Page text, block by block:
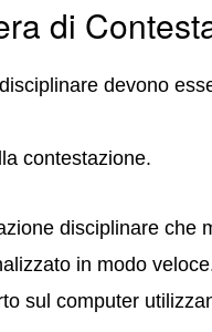
di
devono
contestazione.
disciplinare che
in modo
sul computer